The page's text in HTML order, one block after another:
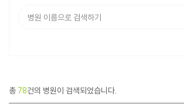
총 78건의 병원이 검색되었습니다.